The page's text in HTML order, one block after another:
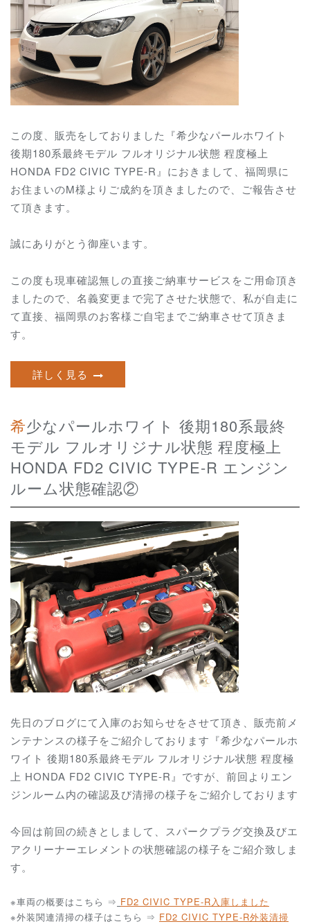
この度、販売をしておりました『希少なパールホワイト
後期180系最終モデル フルオリジナル状態 程度極上
HONDA FD2 CIVIC TYPE-R』におきまして、福岡県に
お住まいのM様よりご成約を頂きましたので、ご報告させ
て頂きます。
誠にありがとう御座います。
この度も現車確認無しの直接ご納車サービスをご用命頂き
ましたので、名義変更まで完了させた状態で、私が自走に
て直接、福岡県のお客様ご自宅までご納車させて頂きま
す。
詳しく見る
希少なパールホワイト 後期180系最終
モデル フルオリジナル状態 程度極上
HONDA FD2 CIVIC TYPE-R エンジン
ルーム状態確認②
先日のブログにて入庫のお知らせをさせて頂き、販売前メ
ンテナンスの様子をご紹介しております『希少なパールホ
ワイト 後期180系最終モデル フルオリジナル状態 程度極
上 HONDA FD2 CIVIC TYPE-R』ですが、前回よりエン
ジンルーム内の確認及び清掃の様子をご紹介しております
今回は前回の続きとしまして、スパークプラグ交換及びエ
アクリーナーエレメントの状態確認の様子をご紹介致しま
す。
※車両の概要はこちら ⇒ FD2 CIVIC TYPE-R入庫しました
※外装関連清掃の様子はこちら ⇒ FD2 CIVIC TYPE-R外装清掃